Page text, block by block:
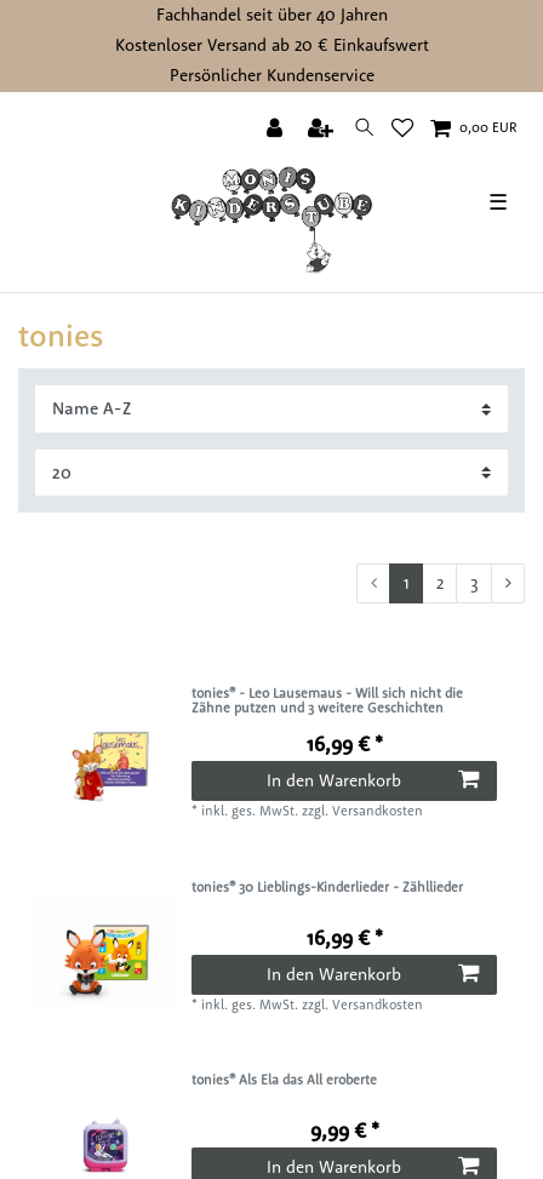
Fachhandel seit über 40 Jahren
Kostenloser Versand ab 20 € Einkaufswert
Persönlicher Kundenservice
0,00 EUR
☰
tonies
1 2 3
tonies® - Leo Lausemaus - Will sich nicht die
Zähne putzen und 3 weitere Geschichten
16,99 € *
In den Warenkorb
* inkl. ges. MwSt. zzgl.Versandkosten
tonies® 30 Lieblings-Kinderlieder - Zähllieder
16,99 € *
In den Warenkorb
* inkl. ges. MwSt. zzgl.Versandkosten
tonies® Als Ela das All eroberte
9,99 € *
In den Warenkorb